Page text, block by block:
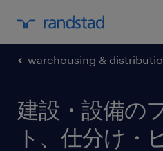
warehousing &
建設・設備の
ト、仕分け・